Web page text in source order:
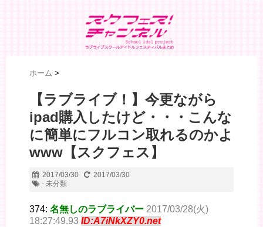
ホーム >
【ラブライブ！】今更ながら
ipad購入したけど・・・こんな
に簡単にフルコン取れるのかよ
www【スクフェス】
2017/03/30
2017/03/30
- 未分類
374: 名無しのラブライバー 2017/03/28(火)
18:27:49.93 ID:A7iNkXZY0.net